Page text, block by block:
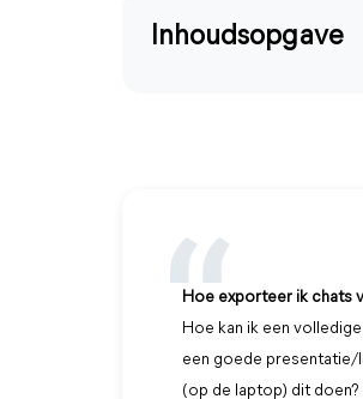
Inhoudsopgave
Hoe exporteer ik chats
Hoe kan ik een
een goede presentatie/
(op de laptop) dit doen?